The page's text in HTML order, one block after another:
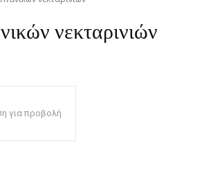
νεκταρινιών
για προβολή